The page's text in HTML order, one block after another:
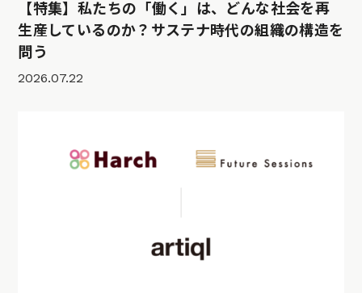
【特集】私たちの「働く」は、どんな社会を再
生産しているのか？サステナ時代の組織の構造を
問う
2026.07.22